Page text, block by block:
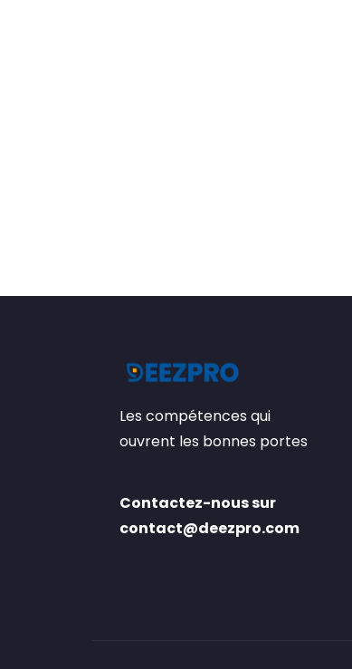
Les compétences qui
ouvrent les bonnes portes
Contactez-nous sur
contact@deezpro.com